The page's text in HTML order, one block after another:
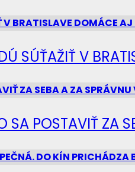
SÚŤAŽIŤ V
POSTAVIŤ ZA